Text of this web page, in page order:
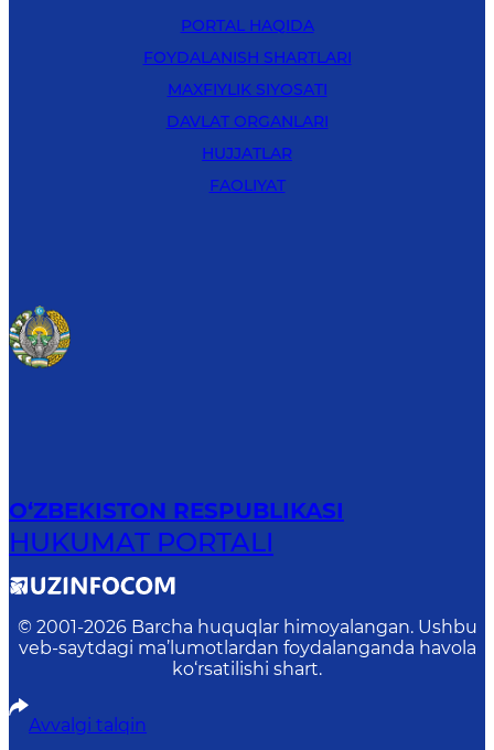
PORTAL HAQIDA
FOYDALANISH SHARTLARI
MAXFIYLIK SIYOSATI
DAVLAT ORGANLARI
HUJJATLAR
FAOLIYAT
O‘ZBEKISTON RESPUBLIKASI
HUKUMAT PORTALI
© 2001-2026 Barcha huquqlar himoyalangan. Ushbu
veb-saytdagi ma’lumotlardan foydalanganda havola
ko‘rsatilishi shart.
Avvalgi talqin